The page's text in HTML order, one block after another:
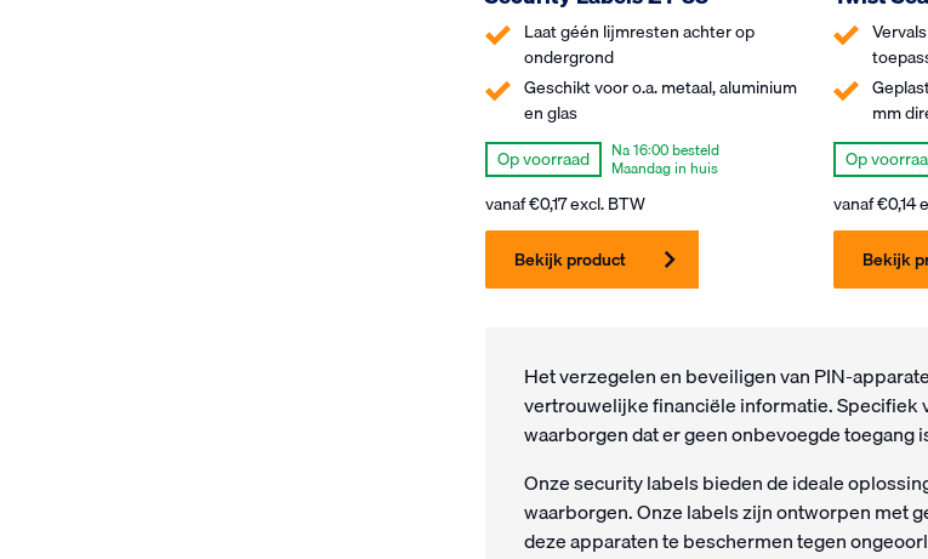
Laat géén lijmresten achter op
ondergrond
Geschikt voor o.a. metaal, aluminium
en glas
Op voorraad
Na 16:00 besteld
Maandag in huis
vanaf€0,17excl. BTW
Bekijk product
mm
Op
vanaf€0,14
Bekijk
Het verzegelen en beveiligen van PIN-
vertrouwelijke financiële informatie. Specifiek
waarborgen dat er geen onbevoegde
Onze security labels bieden de ideale
waarborgen. Onze labels zijn ontworpen met
deze apparaten te beschermen tegen